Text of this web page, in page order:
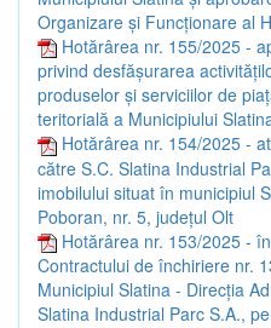
Organizare și Funcționare al
Hotărârea nr. 155/2025 -
privind desfășurarea
produselor și serviciilor de
teritorială a Municipiului
Hotărârea nr. 154/2025 -
către S.C. Slatina Industrial
imobilului situat în municipiul
Poboran, nr. 5, județul Olt
Hotărârea nr. 153/2025 -
Contractului de închiriere nr.
Municipiul Slatina - Direcția
Slatina Industrial Parc S.A.,